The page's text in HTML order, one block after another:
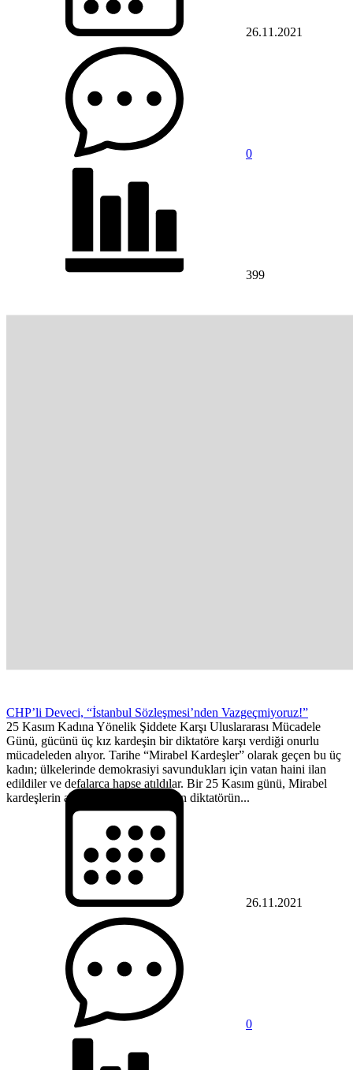
26.11.2021
0
399
CHP’li Deveci, “İstanbul Sözleşmesi’nden Vazgeçmiyoruz!”
25 Kasım Kadına Yönelik Şiddete Karşı Uluslararası Mücadele
Günü, gücünü üç kız kardeşin bir diktatöre karşı verdiği onurlu
mücadeleden alıyor. Tarihe “Mirabel Kardeşler” olarak geçen bu üç
kadın; ülkelerinde demokrasiyi savundukları için vatan haini ilan
edildiler ve defalarca hapse atıldılar. Bir 25 Kasım günü, Mirabel
kardeşlerin arabasını yolda durduran diktatörün...
26.11.2021
0